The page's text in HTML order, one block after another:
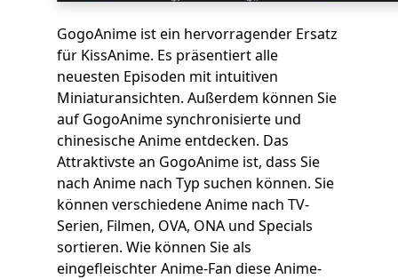
GogoAnime ist ein hervorragender Ersatz
für KissAnime. Es präsentiert alle
neuesten Episoden mit intuitiven
Miniaturansichten. Außerdem können Sie
auf GogoAnime synchronisierte und
chinesische Anime entdecken. Das
Attraktivste an GogoAnime ist, dass Sie
nach Anime nach Typ suchen können. Sie
können verschiedene Anime nach TV-
Serien, Filmen, OVA, ONA und Specials
sortieren. Wie können Sie als
eingefleischter Anime-Fan diese Anime-